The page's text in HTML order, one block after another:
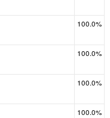
100.0%
100.0%
100.0%
100.0%